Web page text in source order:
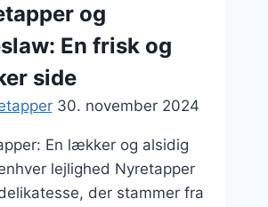
sund
madlavning
og
En frisk og
side
30. november 2024
En lækker og alsidig
lejlighed Nyretapper
der stammer fra